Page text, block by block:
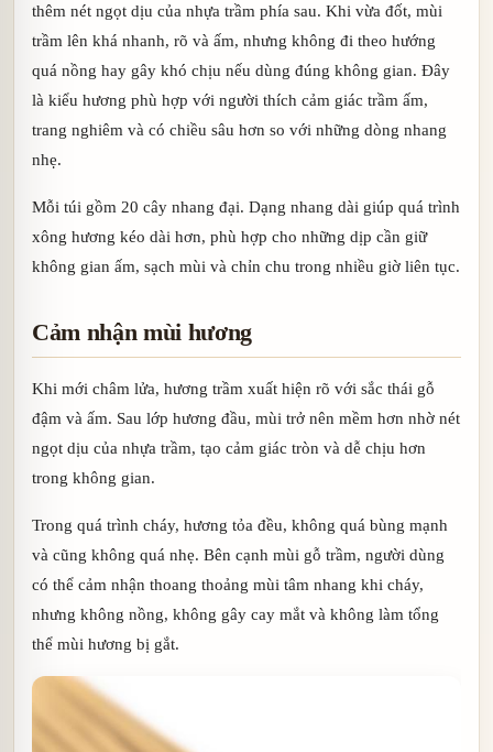
thêm nét ngọt dịu của nhựa trầm phía sau. Khi vừa đốt, mùi
trầm lên khá nhanh, rõ và ấm, nhưng không đi theo hướng
quá nồng hay gây khó chịu nếu dùng đúng không gian. Đây
là kiểu hương phù hợp với người thích cảm giác trầm ấm,
trang nghiêm và có chiều sâu hơn so với những dòng nhang
nhẹ.
Mỗi túi gồm 20 cây nhang đại. Dạng nhang dài giúp quá trình
xông hương kéo dài hơn, phù hợp cho những dịp cần giữ
không gian ấm, sạch mùi và chỉn chu trong nhiều giờ liên tục.
Cảm nhận mùi hương
Khi mới châm lửa, hương trầm xuất hiện rõ với sắc thái gỗ
đậm và ấm. Sau lớp hương đầu, mùi trở nên mềm hơn nhờ nét
ngọt dịu của nhựa trầm, tạo cảm giác tròn và dễ chịu hơn
trong không gian.
Trong quá trình cháy, hương tỏa đều, không quá bùng mạnh
và cũng không quá nhẹ. Bên cạnh mùi gỗ trầm, người dùng
có thể cảm nhận thoang thoảng mùi tâm nhang khi cháy,
nhưng không nồng, không gây cay mắt và không làm tổng
thể mùi hương bị gắt.